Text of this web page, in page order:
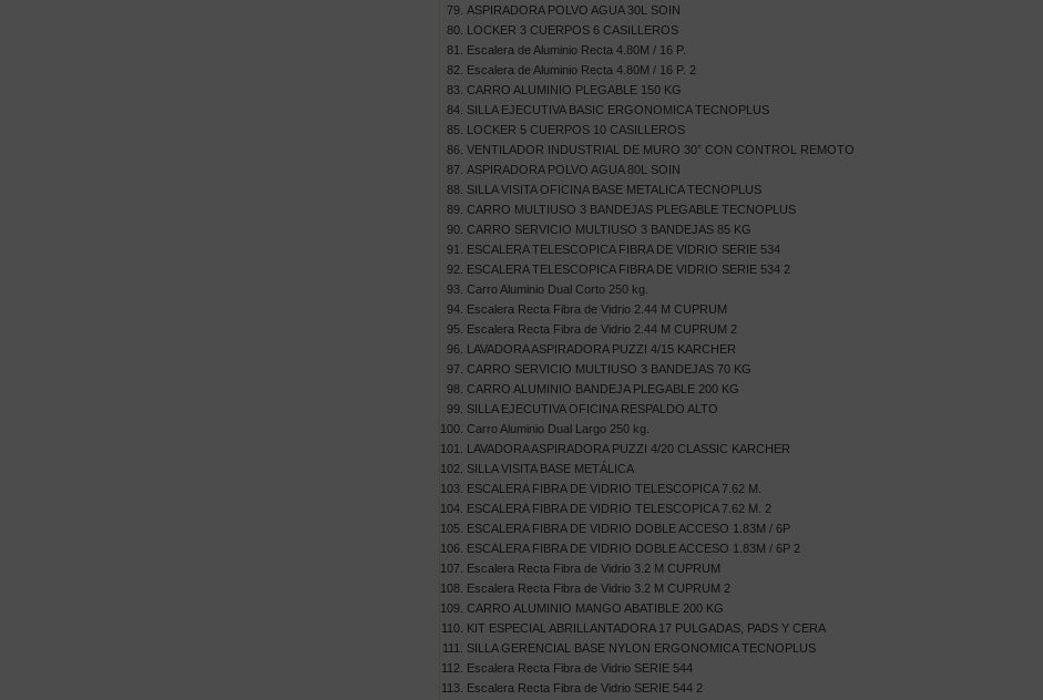
ASPIRADORA POLVO AGUA 30L SOIN
LOCKER 3 CUERPOS 6 CASILLEROS
Escalera de Aluminio Recta 4.80M / 16 P.
Escalera de Aluminio Recta 4.80M / 16 P. 2
CARRO ALUMINIO PLEGABLE 150 KG
SILLA EJECUTIVA BASIC ERGONOMICA TECNOPLUS
LOCKER 5 CUERPOS 10 CASILLEROS
VENTILADOR INDUSTRIAL DE MURO 30” CON CONTROL REMOTO
ASPIRADORA POLVO AGUA 80L SOIN
SILLA VISITA OFICINA BASE METALICA TECNOPLUS
CARRO MULTIUSO 3 BANDEJAS PLEGABLE TECNOPLUS
CARRO SERVICIO MULTIUSO 3 BANDEJAS 85 KG
ESCALERA TELESCOPICA FIBRA DE VIDRIO SERIE 534
ESCALERA TELESCOPICA FIBRA DE VIDRIO SERIE 534 2
Carro Aluminio Dual Corto 250 kg.
Escalera Recta Fibra de Vidrio 2.44 M CUPRUM
Escalera Recta Fibra de Vidrio 2.44 M CUPRUM 2
LAVADORA ASPIRADORA PUZZI 4/15 KARCHER
CARRO SERVICIO MULTIUSO 3 BANDEJAS 70 KG
CARRO ALUMINIO BANDEJA PLEGABLE 200 KG
SILLA EJECUTIVA OFICINA RESPALDO ALTO
Carro Aluminio Dual Largo 250 kg.
LAVADORA ASPIRADORA PUZZI 4/20 CLASSIC KARCHER
SILLA VISITA BASE METÁLICA
ESCALERA FIBRA DE VIDRIO TELESCOPICA 7.62 M.
ESCALERA FIBRA DE VIDRIO TELESCOPICA 7.62 M. 2
ESCALERA FIBRA DE VIDRIO DOBLE ACCESO 1.83M / 6P
ESCALERA FIBRA DE VIDRIO DOBLE ACCESO 1.83M / 6P 2
Escalera Recta Fibra de Vidrio 3.2 M CUPRUM
Escalera Recta Fibra de Vidrio 3.2 M CUPRUM 2
CARRO ALUMINIO MANGO ABATIBLE 200 KG
KIT ESPECIAL ABRILLANTADORA 17 PULGADAS, PADS Y CERA
SILLA GERENCIAL BASE NYLON ERGONOMICA TECNOPLUS
Escalera Recta Fibra de Vidrio SERIE 544
Escalera Recta Fibra de Vidrio SERIE 544 2